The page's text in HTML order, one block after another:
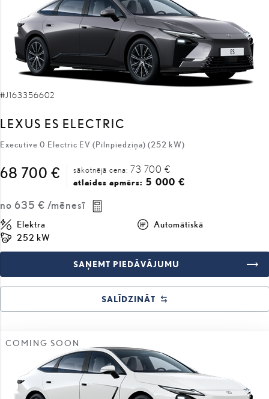
#J163356602
LEXUS ES ELECTRIC
Executive 0 Electric EV (Pilnpiedziņa) (252 kW)
68 700 € sākotnējā cena: 73 700 €
atlaides apmērs: 5 000 €
no 635 € /mēnesī
Elektra
Automātiskā
252 kW
SAŅEMT PIEDĀVĀJUMU
SALĪDZINĀT
COMING SOON